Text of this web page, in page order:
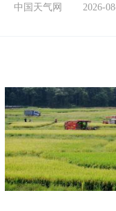
中国天气网 2026-